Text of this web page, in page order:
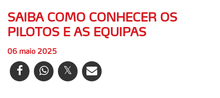
SAIBA COMO CONHECER OS
PILOTOS E AS EQUIPAS
06 maio 2025